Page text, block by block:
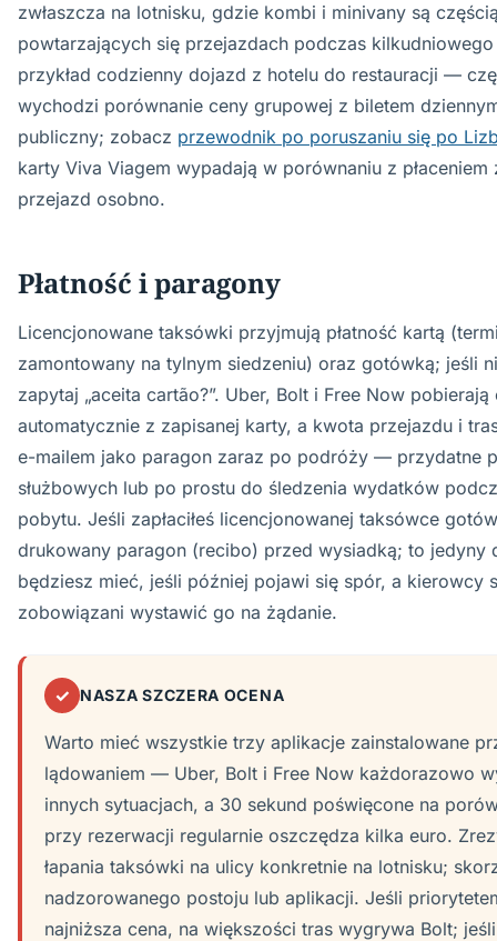
zwłaszcza na lotnisku, gdzie kombi i minivany są
powtarzających się przejazdach podczas
przykład codzienny dojazd z hotelu do restauracji —
wychodzi porównanie ceny grupowej z biletem
publiczny; zobacz przewodnik po poruszaniu się po
karty Viva Viagem wypadają w porównaniu z płaceniem
przejazd osobno.
Płatność i paragony
Licencjonowane taksówki przyjmują płatność kartą
zamontowany na tylnym siedzeniu) oraz gotówką; jeśli
zapytaj „aceita cartão?”. Uber, Bolt i Free Now pobierają
automatycznie z zapisanej karty, a kwota przejazdu i
e-mailem jako paragon zaraz po podróży — przydatne
służbowych lub po prostu do śledzenia wydatków
pobytu. Jeśli zapłaciłeś licencjonowanej taksówce
drukowany paragon (recibo) przed wysiadką; to jedyny
będziesz mieć, jeśli później pojawi się spór, a kierowcy
zobowiązani wystawić go na żądanie.
✓ NASZA SZCZERA OCENA
Warto mieć wszystkie trzy aplikacje zainstalowane
lądowaniem — Uber, Bolt i Free Now każdorazowo
innych sytuacjach, a 30 sekund poświęcone na
przy rezerwacji regularnie oszczędza kilka euro.
łapania taksówki na ulicy konkretnie na lotnisku;
nadzorowanego postoju lub aplikacji. Jeśli
najniższa cena, na większości tras wygrywa Bolt;